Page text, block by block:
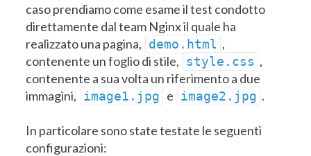
caso prendiamo come esame il test condotto
direttamente dal team Nginx il quale ha
realizzato una pagina, demo.html ,
contenente un foglio di stile, style.css ,
contenente a sua volta un riferimento a due
immagini, image1.jpg e image2.jpg .
In particolare sono state testate le seguenti
configurazioni: